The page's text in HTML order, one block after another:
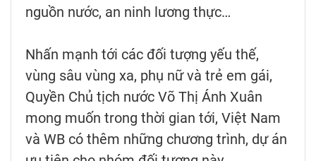
nguồn nước, an ninh lương thực…
Nhấn mạnh tới các đối tượng yếu thế,
vùng sâu vùng xa, phụ nữ và trẻ em gái,
Quyền Chủ tịch nước Võ Thị Ánh Xuân
mong muốn trong thời gian tới, Việt Nam
và WB có thêm những chương trình, dự án